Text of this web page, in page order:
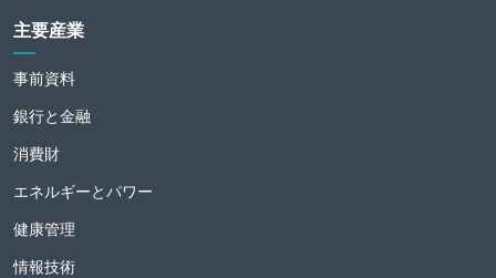
主要産業
事前資料
銀行と金融
消費財
エネルギーとパワー
健康管理
情報技術